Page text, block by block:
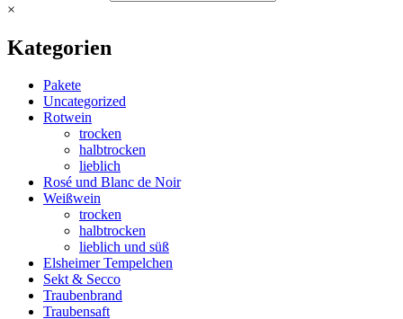
×
Kategorien
Pakete
Uncategorized
Rotwein
trocken
halbtrocken
lieblich
Rosé und Blanc de Noir
Weißwein
trocken
halbtrocken
lieblich und süß
Elsheimer Tempelchen
Sekt & Secco
Traubenbrand
Traubensaft